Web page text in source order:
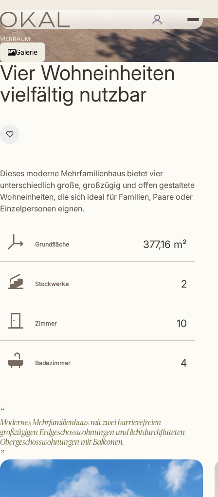
VierRaum 2
VIERRAUM
Galerie
Vier Wohneinheiten
vielfältig nutzbar
Dieses moderne Mehrfamilienhaus bietet vier
unterschiedlich große, großzügig und offen gestaltete
Wohneinheiten, die sich ideal für Familien, Paare oder
Einzelpersonen eignen.
Grundfläche 377,16 m²
Stockwerke 2
Zimmer 10
Badezimmer 4
Modernes Mehrfamilienhaus mit zwei barrierefreien
großzügigen Erdgeschosswohnungen und lichtdurchfluteten
Obergeschosswohnungen mit Balkonen.